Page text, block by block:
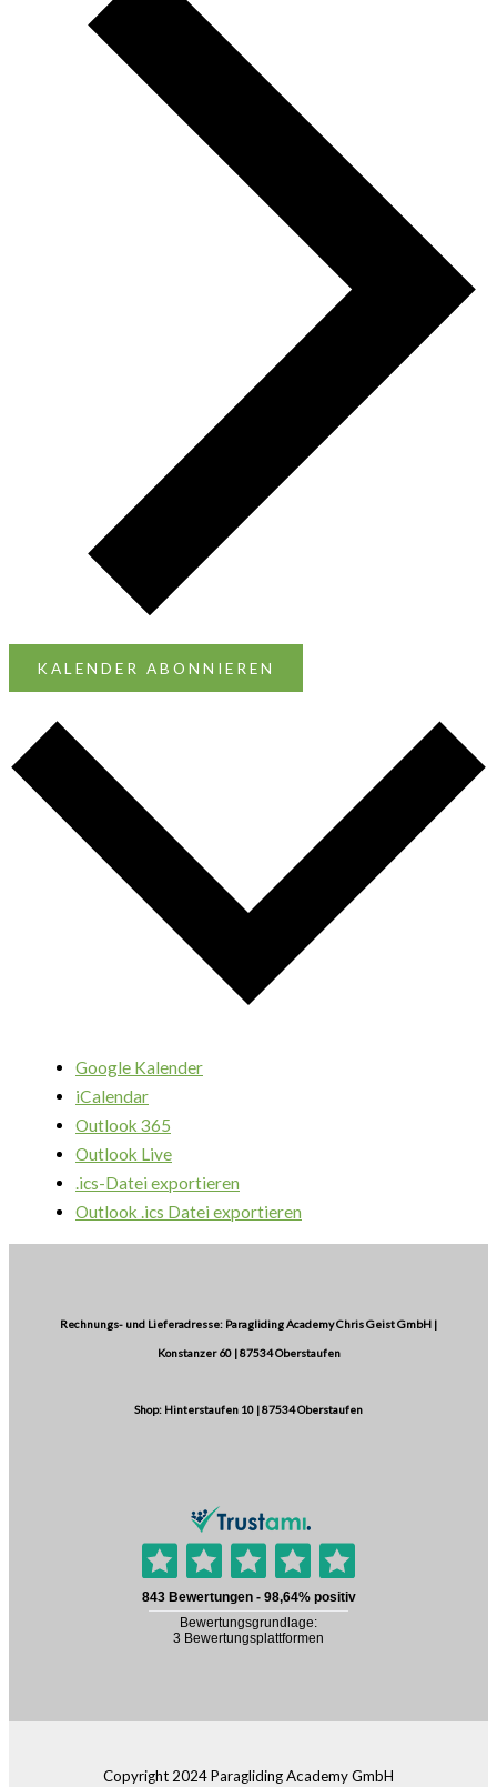
KALENDER ABONNIEREN
Google Kalender
iCalendar
Outlook 365
Outlook Live
.ics-Datei exportieren
Outlook .ics Datei exportieren
Rechnungs- und Lieferadresse: Paragliding Academy Chris Geist GmbH |
Konstanzer 60 | 87534 Oberstaufen
Shop: Hinterstaufen 10 | 87534 Oberstaufen
Copyright 2024 Paragliding Academy GmbH